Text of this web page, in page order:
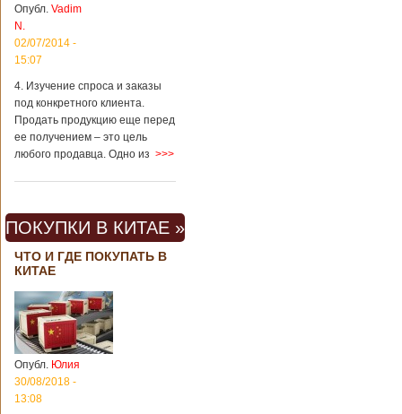
Опубл. Vadim
N.
02/07/2014 -
15:07
4. Изучение спроса и заказы
под конкретного клиента.
Продать продукцию еще перед
ее получением – это цель
любого продавца. Одно из >>>
ПОКУПКИ В КИТАЕ »
ЧТО И ГДЕ ПОКУПАТЬ В
КИТАЕ
Опубл. Юлия
30/08/2018 -
13:08